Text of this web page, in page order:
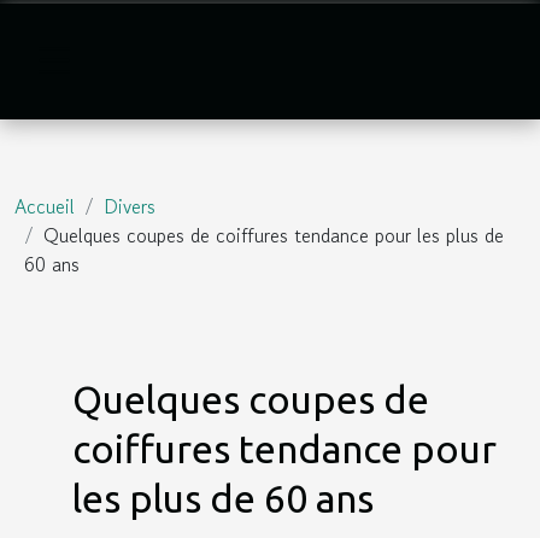
Accueil
Divers
Quelques coupes de coiffures tendance pour les plus de
60 ans
Quelques coupes de
coiffures tendance pour
les plus de 60 ans